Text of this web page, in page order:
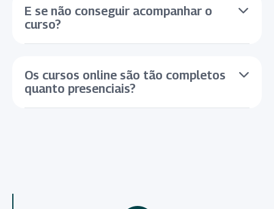
E se não conseguir acompanhar o
curso?
Os cursos online são tão completos
quanto presenciais?